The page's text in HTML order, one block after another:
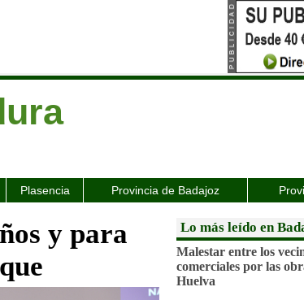
Plasencia Provincia de Badajoz
y para
Lo más leído en
Malestar entre los
comerciales por las
Huelva